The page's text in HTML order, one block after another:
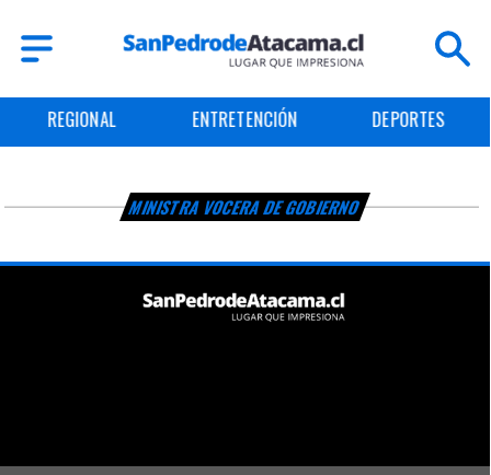
REGIONAL ENTRETENCIÓN DEPORTES
MINISTRA VOCERA DE GOBIERNO